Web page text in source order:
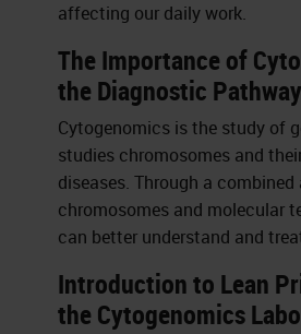
affecting our daily work.
The Importance of
the Diagnostic Pathway
Cytogenomics is the study of
studies chromosomes and
diseases. Through a
chromosomes and molecular
can better understand and
Introduction to Lean
the Cytogenomics